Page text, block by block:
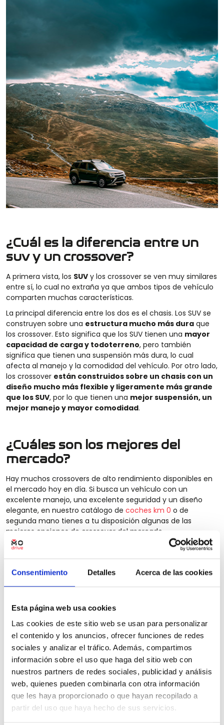
Consentimiento Detalles Acerca de las cookies
Esta página web usa cookies
Las cookies de este sitio web se usan para personalizar
el contenido y los anuncios, ofrecer funciones de redes
sociales y analizar el tráfico. Además, compartimos
información sobre el uso que haga del sitio web con
nuestros partners de redes sociales, publicidad y análisis
web, quienes pueden combinarla con otra información
que les haya proporcionado o que hayan recopilado a
partir del uso que haya hecho de sus servicios.
¿Cuál es la diferencia entre un
suv y un crossover?
A primera vista, los SUV y los crossover se ven muy similares
entre sí, lo cual no extraña ya que ambos tipos de vehículo
comparten muchas características.
La principal diferencia entre los dos es el chasis. Los SUV se
construyen sobre una estructura mucho más dura que
los crossover. Esto significa que los SUV tienen una mayor
capacidad de carga y todoterreno, pero también
significa que tienen una suspensión más dura, lo cual
afecta al manejo y la comodidad del vehículo. Por otro lado,
los crossover están construidos sobre un chasis con un
diseño mucho más flexible y ligeramente más grande
que los SUV, por lo que tienen una mejor suspensión, un
mejor manejo y mayor comodidad.
¿Cuáles son los mejores del
mercado?
Hay muchos crossovers de alto rendimiento disponibles en
el mercado hoy en día. Si busca un vehículo con un
excelente manejo, una excelente seguridad y un diseño
elegante, en nuestro catálogo de coches km 0 o de
segunda mano tienes a tu disposición algunas de las
mejores opciones de crossover del mercado.
Uno de los mejores crossover del mercado es elMazda CX-
5. Tiene un potente motor turboalimentado por cuatro
cilindros y unas características de seguridad de última
generación, tales como el detector de ángulo muerto.
También está equipado con una excelente suspensión
de lujo con un elegante diseño.